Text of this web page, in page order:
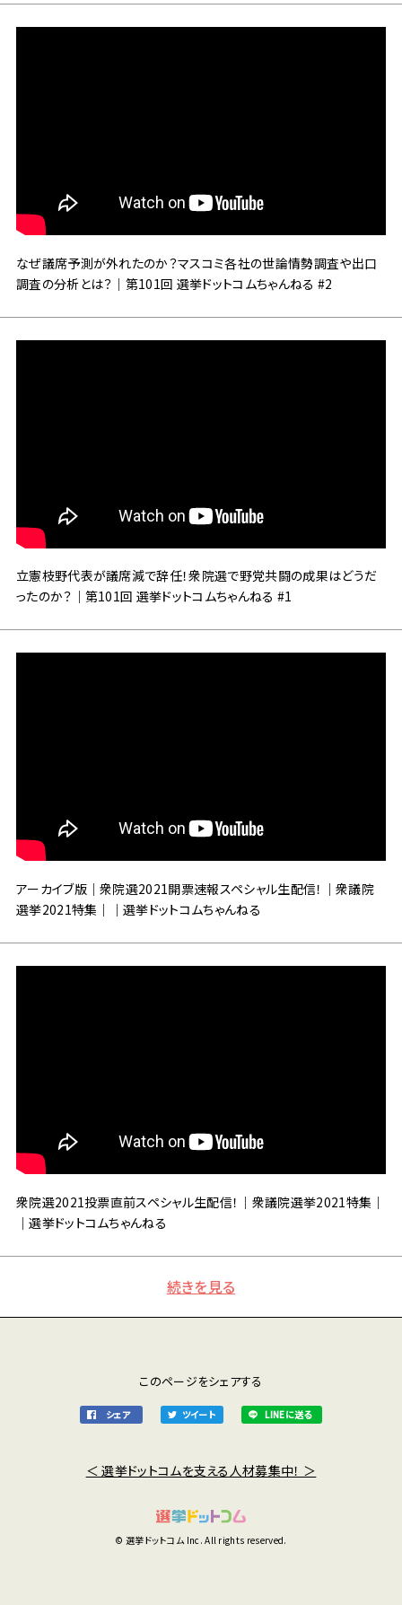
なぜ議席予測が外れたのか？マスコミ各社の世論情勢調査や出口
調査の分析とは？｜第101回 選挙ドットコムちゃんねる #2
立憲枝野代表が議席減で辞任！衆院選で野党共闘の成果はどうだ
ったのか？｜第101回 選挙ドットコムちゃんねる #1
アーカイブ版｜衆院選2021開票速報スペシャル生配信！｜衆議院
選挙2021特集｜｜選挙ドットコムちゃんねる
衆院選2021投票直前スペシャル生配信！｜衆議院選挙2021特集｜
｜選挙ドットコムちゃんねる
続きを見る
このページをシェアする
シェア ツイート LINEに送る
＜ 選挙ドットコムを支える人材募集中！ ＞
© 選挙ドットコム Inc. All rights reserved.